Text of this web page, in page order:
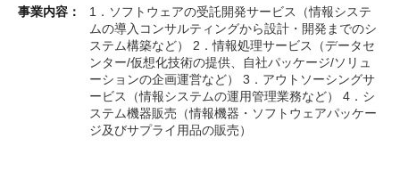
事業内容：
1．ソフトウェアの受託開発サービス（情報システ
ムの導入コンサルティングから設計・開発までのシ
ステム構築など） 2．情報処理サービス（データセ
ンター/仮想化技術の提供、自社パッケージ/ソリュ
ーションの企画運営など） 3．アウトソーシングサ
ービス（情報システムの運用管理業務など） 4．シ
ステム機器販売（情報機器・ソフトウェアパッケー
ジ及びサプライ用品の販売）